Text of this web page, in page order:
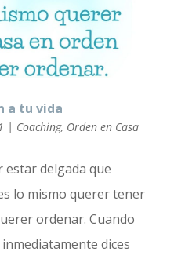
a tu vida
| Coaching, Orden en Casa
estar delgada que
lo mismo querer tener
ordenar. Cuando
dices